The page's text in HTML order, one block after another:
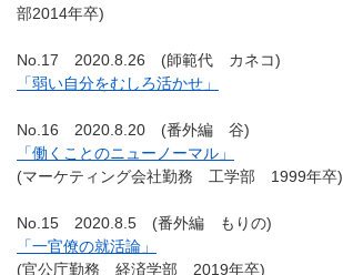
部2014年卒)
No.17 2020.8.26 (師範代 カネコ)
「弱い自分をむしろ活かせ」
No.16 2020.8.20 (番外編 谷)
「働くことのニューノーマル」
(マーケティング会社勤務 工学部 1999年卒)
No.15 2020.8.5 (番外編 もりの)
「一官僚の就活論」
(官公庁勤務 経済学部 2019年卒)